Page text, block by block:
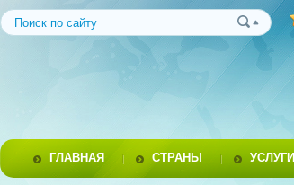
ГЛАВНАЯ СТРАНЫ УСЛУГИ